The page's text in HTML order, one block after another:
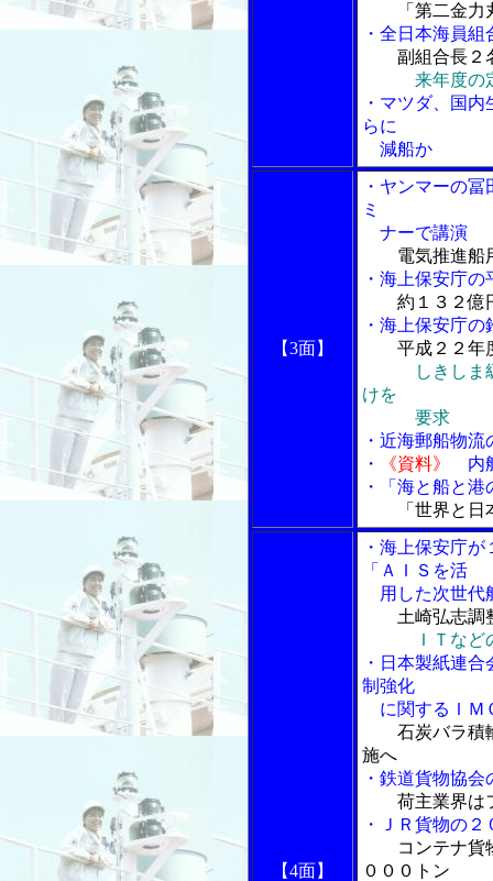
「第二金
・全日本海員
副組合長２
来年度の
・マツダ、国
らに
減船か
【3面】
・ヤンマーの
ミ
ナーで講演
電気推進船
・海上保安庁
約１３２億
・海上保安庁
平成２２年
しきしま
けを
要求
・近海郵船物
・
《資料》
内
・「海と船と
「世界と
【4面】
・海上保安庁
「ＡＩＳを活
用した次世代
土崎弘志調
ＩＴなど
・日本製紙連
制強化
に関するＩＭ
石炭バラ積
施へ
・鉄道貨物協
荷主業界は
・ＪＲ貨物の
コンテナ貨
０００トン